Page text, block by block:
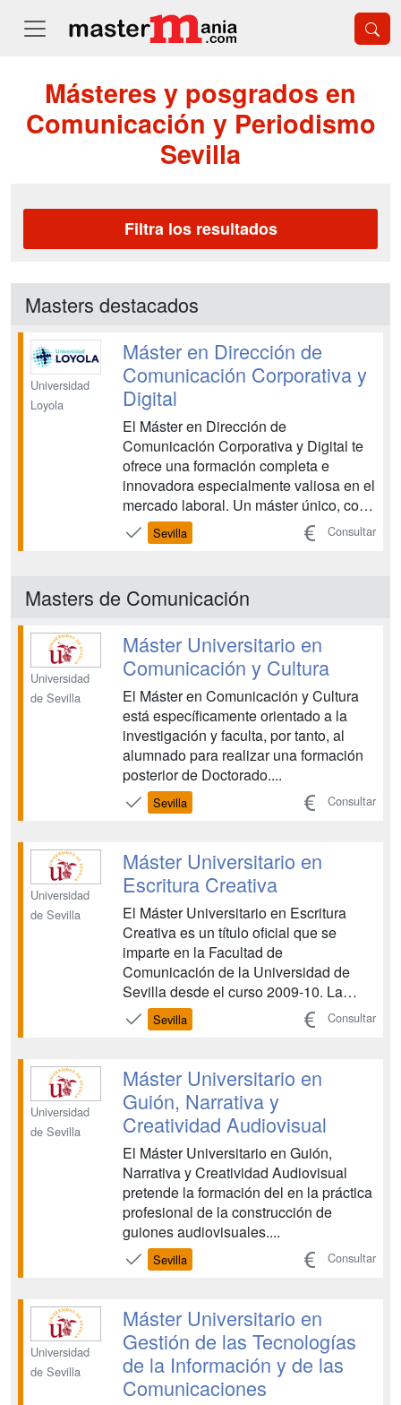
Másteres y posgrados en
Comunicación y Periodismo
Sevilla
Filtra los resultados
Masters destacados
Universidad
Loyola
Máster en Dirección de
Comunicación Corporativa y
Digital
El Máster en Dirección de
Comunicación Corporativa y Digital te
ofrece una formación completa e
innovadora especialmente valiosa en el
mercado laboral. Un máster único, con
docentes de primer nivel, cuya
orientación es formar profesionales
creativo a las actividades de
comunicac...
Sevilla Consultar
Masters de Comunicación
Universidad
de Sevilla
Máster Universitario en
Comunicación y Cultura
El Máster en Comunicación y Cultura
está específicamente orientado a la
investigación y faculta, por tanto, al
alumnado para realizar una formación
posterior de Doctorado....
Sevilla Consultar
Universidad
de Sevilla
Máster Universitario en
Escritura Creativa
El Máster Universitario en Escritura
Creativa es un título oficial que se
imparte en la Facultad de
Comunicación de la Universidad de
Sevilla desde el curso 2009-10. La
formación integral del escritor, tanto en
el plano intelectual como en el del arte
fundamental del Máster. El
considerable número de alumnos qu...
Sevilla Consultar
Universidad
de Sevilla
Máster Universitario en
Guión, Narrativa y
Creatividad Audiovisual
El Máster Universitario en Guión,
Narrativa y Creatividad Audiovisual
pretende la formación del en la práctica
profesional de la construcción de
guiones audiovisuales....
Sevilla Consultar
Universidad
de Sevilla
Máster Universitario en
Gestión de las Tecnologías
de la Información y de las
Comunicaciones